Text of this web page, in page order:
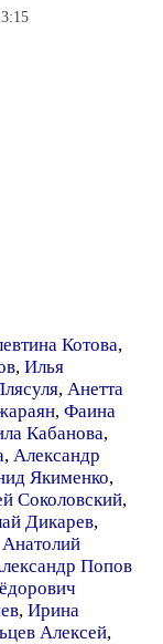
Котова,
, Илья
, Анетта
, Фаина
Кабанова,
, Александр
Якименко,
Соколовский,
Дикарев,
Анатолий
Попов
, Ирина
Алексей,